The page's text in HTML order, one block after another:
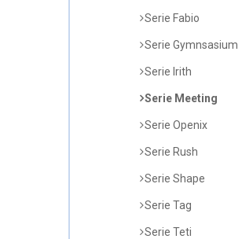
Serie Fabio
Serie Gymnsasium
Serie Irith
Serie Meeting
Serie Openix
Serie Rush
Serie Shape
Serie Tag
Serie Teti